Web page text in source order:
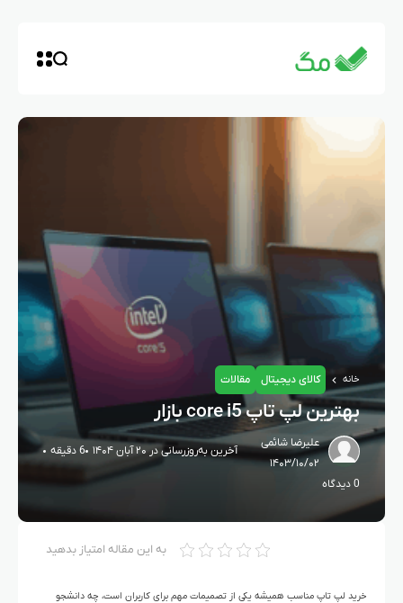
خانه کالای دیجیتال مقالات
بهترین لپ تاپ core i5 بازار
علیرضا شائمی
۱۴۰۳/۱۰/۰۲
آخرین به‌روزرسانی در ۲۰ آبان ۱۴۰۴ 6 دقیقه
0 دیدگاه
به این مقاله امتیاز بدهید
خرید لپ تاپ مناسب همیشه یکی از تصمیمات مهم برای کاربران است، چه دانشجو